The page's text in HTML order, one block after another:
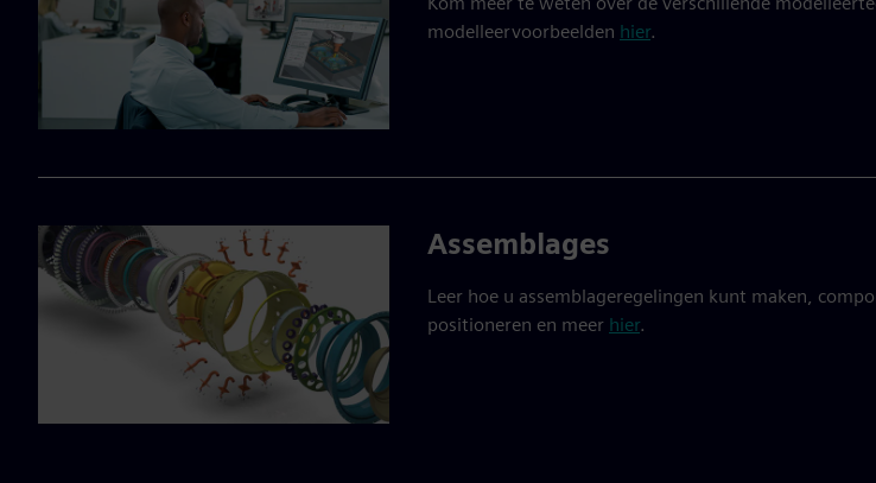
modelleervoorbeelden hier.
Assemblages
Leer hoe u assemblageregelingen kunt maken,
positioneren en meer hier.